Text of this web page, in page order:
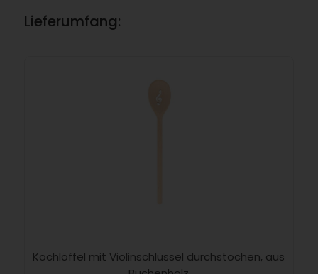
Lieferumfang:
Kochlöffel mit Violinschlüssel durchstochen, aus